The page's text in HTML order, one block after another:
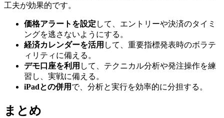
工夫が効果的です。
価格アラートを設定 して、エントリーや決済のタイミ
ングを逃さないようにする。
経済カレンダーを活用 して、重要指標発表時のボラテ
ィリティに備える。
デモ口座を利用 して、テクニカル分析や発注操作を練
習し、実戦に備える。
iPadとの併用 で、分析と実行を効率的に分担する。
まとめ